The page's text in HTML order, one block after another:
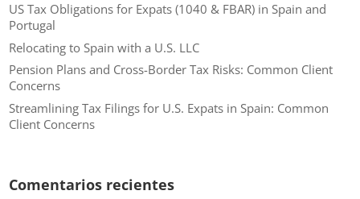
US Tax Obligations for Expats (1040 & FBAR) in Spain and
Portugal
Relocating to Spain with a U.S. LLC
Pension Plans and Cross-Border Tax Risks: Common Client
Concerns
Streamlining Tax Filings for U.S. Expats in Spain: Common
Client Concerns
Comentarios recientes